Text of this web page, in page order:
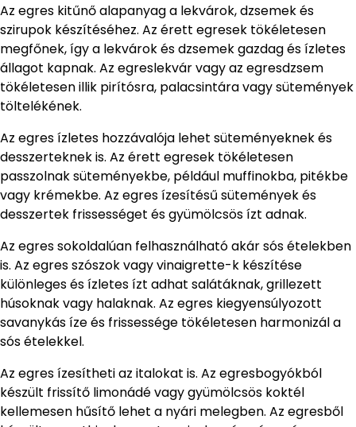
Az egres kitűnő alapanyag a lekvárok, dzsemek és
szirupok készítéséhez. Az érett egresek tökéletesen
megfőnek, így a lekvárok és dzsemek gazdag és ízletes
állagot kapnak. Az egreslekvár vagy az egresdzsem
tökéletesen illik pirítósra, palacsintára vagy sütemények
töltelékének.
Az egres ízletes hozzávalója lehet süteményeknek és
desszerteknek is. Az érett egresek tökéletesen
passzolnak süteményekbe, például muffinokba, pitékbe
vagy krémekbe. Az egres ízesítésű sütemények és
desszertek frissességet és gyümölcsös ízt adnak.
Az egres sokoldalúan felhasználható akár sós ételekben
is. Az egres szószok vagy vinaigrette-k készítése
különleges és ízletes ízt adhat salátáknak, grillezett
húsoknak vagy halaknak. Az egres kiegyensúlyozott
savanykás íze és frissessége tökéletesen harmonizál a
sós ételekkel.
Az egres ízesítheti az italokat is. Az egresbogyókból
készült frissítő limonádé vagy gyümölcsös koktél
kellemesen hűsítő lehet a nyári melegben. Az egresből